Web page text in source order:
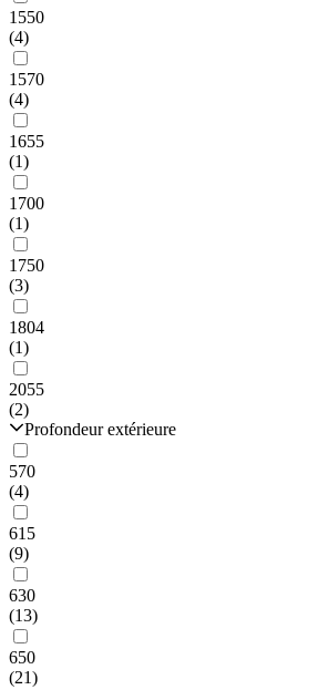
1550
(4)
1570
(4)
1655
(1)
1700
(1)
1750
(3)
1804
(1)
2055
(2)
Profondeur extérieure
570
(4)
615
(9)
630
(13)
650
(21)